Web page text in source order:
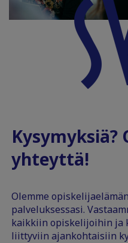
Kysymyksiä?
yhteyttä!
Olemme
palveluksessasi.
kaikkiin opiskelijoihin ja
liittyviin ajankohtaisiin